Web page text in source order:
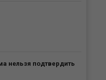
нельзя подтвердить